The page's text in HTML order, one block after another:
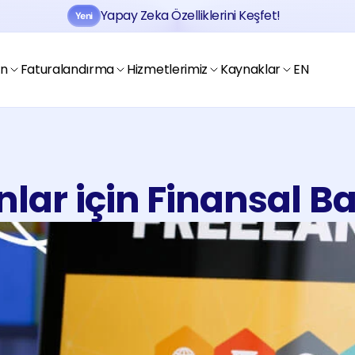
için Finansal
Yeni Yapay Zeka Özelliklerini Keşfet!
Faturalandırma Hizmetlerimiz Kaynaklar EN
Kaydol
Kaydol